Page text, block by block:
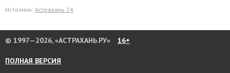
Источник: Астрахань 24
© 1997—2026, «АСТРАХАНЬ.РУ» 16+
ПОЛНАЯ ВЕРСИЯ